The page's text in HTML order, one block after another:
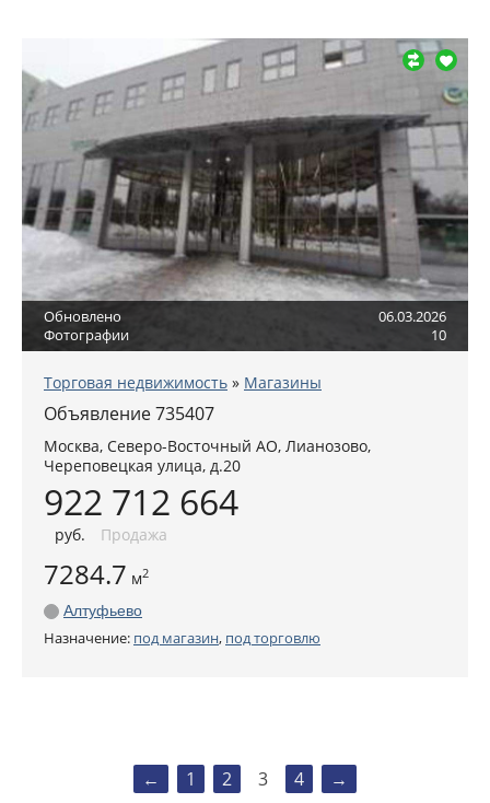
Обновлено
06.03.2026
Фотографии
10
Торговая недвижимость » Магазины
Объявление 735407
Москва, Северо-Восточный АО, Лианозово,
Череповецкая улица, д.20
922 712 664
руб. Продажа
7284.7 м2
Алтуфьево
Назначение: под магазин, под торговлю
← 1 2 3 4 →